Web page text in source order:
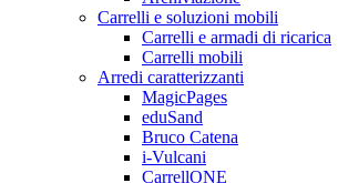
Carrelli e soluzioni mobili
Carrelli e armadi di ricarica
Carrelli mobili
Arredi caratterizzanti
MagicPages
eduSand
Bruco Catena
i-Vulcani
CarrellONE